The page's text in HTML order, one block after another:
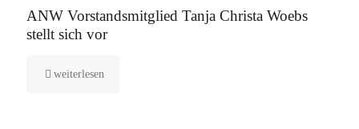
ANW Vorstandsmitglied Tanja Christa Woebs
stellt sich vor
weiterlesen